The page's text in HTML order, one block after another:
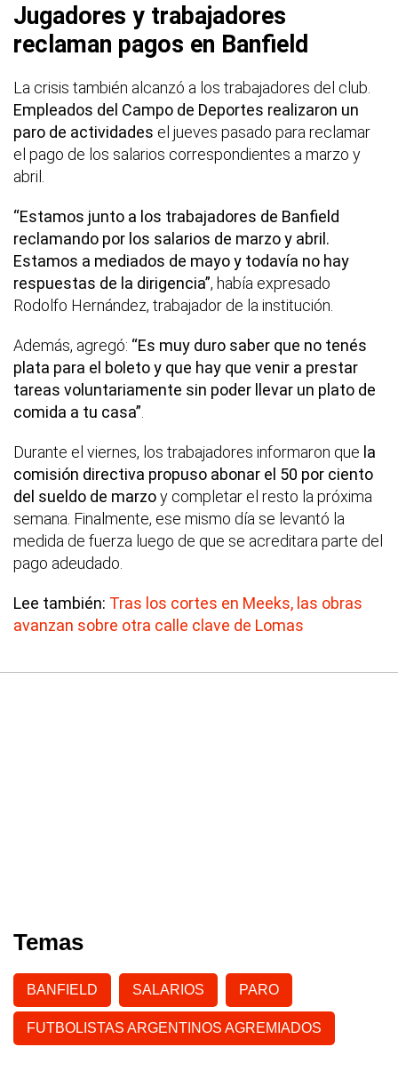
Jugadores y trabajadores
reclaman pagos en Banfield
La crisis también alcanzó a los trabajadores del club.
Empleados del Campo de Deportes realizaron un
paro de actividades el jueves pasado para reclamar
el pago de los salarios correspondientes a marzo y
abril.
“Estamos junto a los trabajadores de Banfield
reclamando por los salarios de marzo y abril.
Estamos a mediados de mayo y todavía no hay
respuestas de la dirigencia”, había expresado
Rodolfo Hernández, trabajador de la institución.
Además, agregó: “Es muy duro saber que no tenés
plata para el boleto y que hay que venir a prestar
tareas voluntariamente sin poder llevar un plato de
comida a tu casa”
Durante el viernes, los trabajadores informaron que la
comisión directiva propuso abonar el 50 por ciento
del sueldo de marzoy completar el resto la próxima
semana. Finalmente, ese mismo día se levantó la
medida de fuerza luego de que se acreditara parte del
pago adeudado.
Lee también: Tras los cortes en Meeks, las obras
avanzan sobre otra calle clave de Lomas
Temas
BANFIELD SALARIOS PARO
FUTBOLISTAS ARGENTINOS AGREMIADOS